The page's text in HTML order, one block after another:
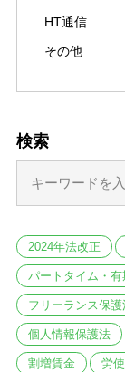
HT通信
その他
検索
2024年法改正
パートタイム・
フリーランス保護
個人情報保護法
割増賃金 労